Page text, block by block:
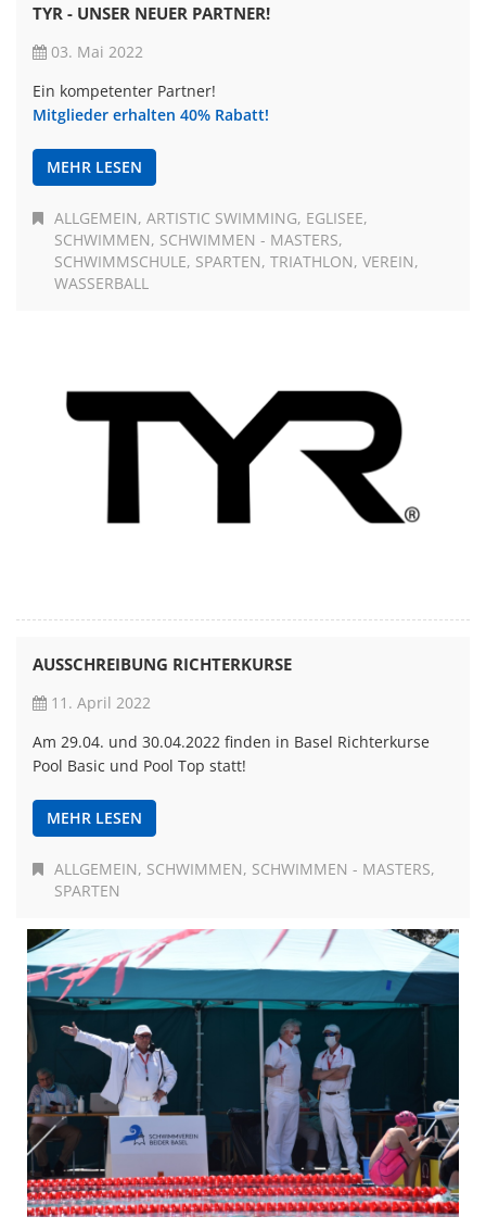
TYR - UNSER NEUER PARTNER!
03. Mai 2022
Ein kompetenter Partner!
Mitglieder erhalten 40% Rabatt!
MEHR LESEN
ALLGEMEIN ARTISTIC SWIMMING EGLISEE
SCHWIMMEN SCHWIMMEN - MASTERS
SCHWIMMSCHULE SPARTEN TRIATHLON VEREIN
WASSERBALL
AUSSCHREIBUNG RICHTERKURSE
11. April 2022
Am 29.04. und 30.04.2022 finden in Basel Richterkurse
Pool Basic und Pool Top statt!
MEHR LESEN
ALLGEMEIN SCHWIMMEN SCHWIMMEN - MASTERS
SPARTEN